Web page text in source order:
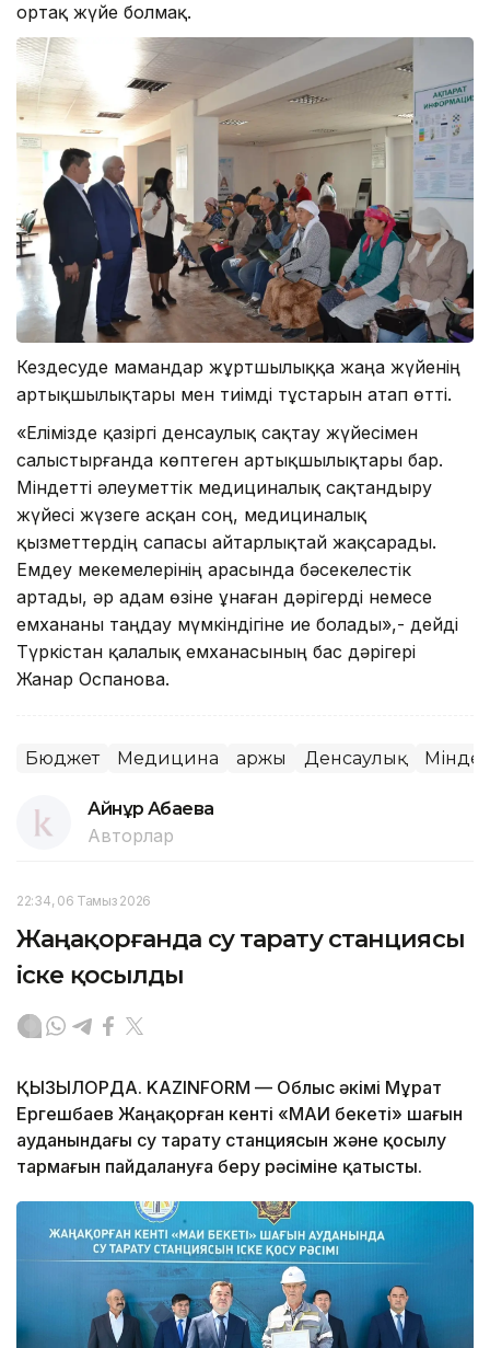
ортақ жүйе болмақ.
Кездесуде мамандар жұртшылыққа жаңа жүйенің
артықшылықтары мен тиімді тұстарын атап өтті.
«Елімізде қазіргі денсаулық сақтау жүйесімен
салыстырғанда көптеген артықшылықтары бар.
Міндетті әлеуметтік медициналық сақтандыру
жүйесі жүзеге асқан соң, медициналық
қызметтердің сапасы айтарлықтай жақсарады.
Емдеу мекемелерінің арасында бәсекелестік
артады, әр адам өзіне ұнаған дәрігерді немесе
емхананы таңдау мүмкіндігіне ие болады»,- дейді
Түркістан қалалық емханасының бас дәрігері
Жанар Оспанова.
Бюджет Медицина Қаржы Денсаулық
Айнұр Ақбаева
Авторлар
22:34, 06 Тамыз 2026
Жаңақорғанда су тарату станциясы
іске қосылды
ҚЫЗЫЛОРДА. KAZINFORM — Облыс әкімі Мұрат
Ергешбаев Жаңақорған кенті «МАИ бекеті» шағын
ауданындағы су тарату станциясын және қосылу
тармағын пайдалануға беру рәсіміне қатысты.